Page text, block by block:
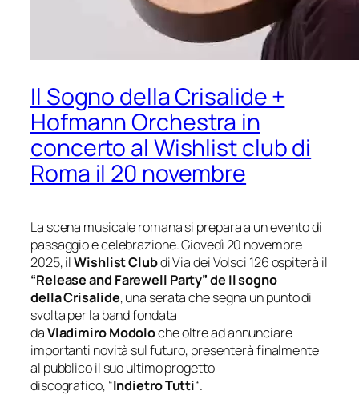
Il Sogno della Crisalide +
Hofmann Orchestra in
concerto al Wishlist club di
Roma il 20 novembre
La scena musicale romana si prepara a un evento di
passaggio e celebrazione. Giovedì 20 novembre
2025, ilWishlist Clubdi Via dei Volsci 126 ospiterà il
“Release and Farewell Party” de Il sogno
dellaCrisalide, una serata che segna un punto di
svolta per la band fondata
daVladimiro Modoloche oltre ad annunciare
importanti novità sul futuro, presenterà finalmente
al pubblico il suo ultimo progetto
discografico, “Indietro Tutti“.